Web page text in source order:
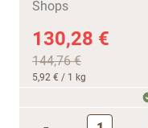
130,28 €
144,76 €
5,92 € / 1 kg